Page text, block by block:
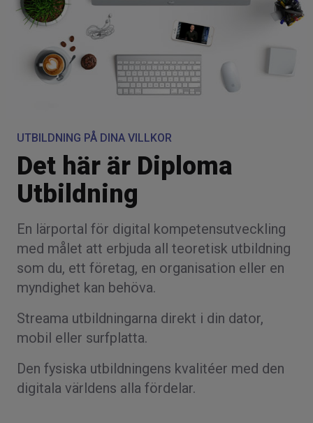
UTBILDNING PÅ DINA VILLKOR
Det här är Diploma
Utbildning
En lärportal för digital kompetensutveckling
med målet att erbjuda all teoretisk utbildning
som du, ett företag, en organisation eller en
myndighet kan behöva.
Streama utbildningarna direkt i din dator,
mobil eller surfplatta.
Den fysiska utbildningens kvalitéer med den
digitala världens alla fördelar.